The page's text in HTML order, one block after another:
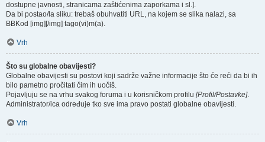
dostupne javnosti, stranicama zaštićenima zaporkama i sl.].
Da bi postao/la sliku: trebaš obuhvatiti URL, na kojem se slika nalazi, sa
BBKod [img][/img] tago(vi)m(a).
Vrh
Što su globalne obavijesti?
Globalne obavijesti su postovi koji sadrže važne informacije što će reći da bi ih
bilo pametno pročitati čim ih uočiš.
Pojavljuju se na vrhu svakog foruma i u korisničkom profilu [Profil/Postavke].
Administrator/ica određuje tko sve ima pravo postati globalne obavijesti.
Vrh